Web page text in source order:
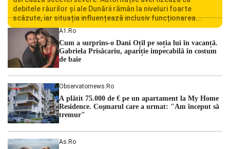
debitele râurilor și ale Dunării rămân la niveluri foarte
scăzute, iar situația influențează inclusiv funcționarea
Centralei Nucleare de la Cernavodă. România se confruntă
cu una dintre cele mai dificile perioade din punct de vedere
hidrologic din ultimii ani. Lipsa […]
A1.ro
Cum a surprins-o Dani Oțil pe soția lui în vacanță.
Gabriela Prisăcariu, apariție impecabilă în costum
de baie
Observatornews.ro
A plătit 75.000 de € pe un apartament la My Home
Residence. Coşmarul care a urmat: "Am început să
tremur"
As.ro